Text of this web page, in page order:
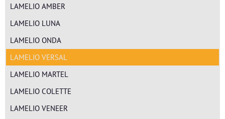
LAMELIO AMBER
LAMELIO LUNA
LAMELIO ONDA
LAMELIO VERSAL
LAMELIO MARTEL
LAMELIO COLETTE
LAMELIO VENEER